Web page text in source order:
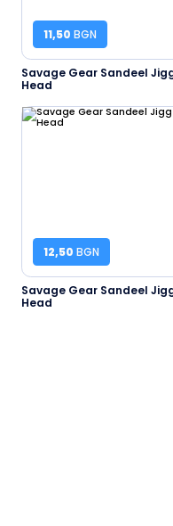
11,50 BGN
Savage Gear Sandeel
Head
12,50 BGN
Savage Gear Sandeel
Head